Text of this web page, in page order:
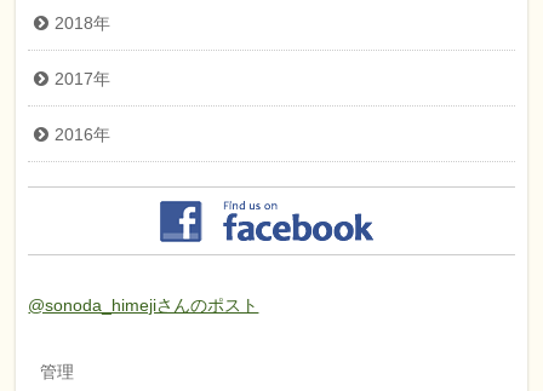
2018年
2017年
2016年
@sonoda_himejiさんのポスト
管理